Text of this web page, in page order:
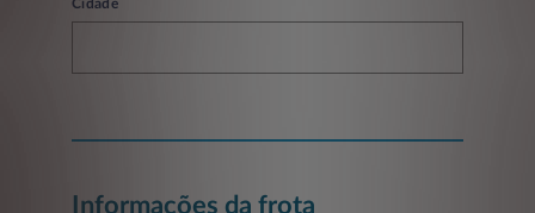
Cidade
Informações da frota